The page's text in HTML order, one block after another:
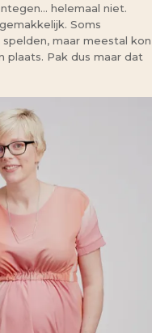
helemaal niet.
Soms
maar meestal kon
plaats. Pak dus maar dat